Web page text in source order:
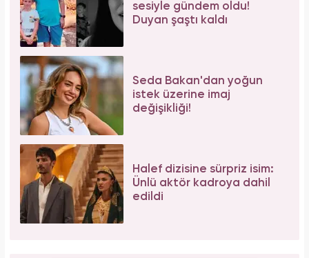
sesiyle gündem oldu!
Duyan şaştı kaldı
Seda Bakan'dan yoğun
istek üzerine imaj
değişikliği!
Halef dizisine sürpriz isim:
Ünlü aktör kadroya dahil
edildi